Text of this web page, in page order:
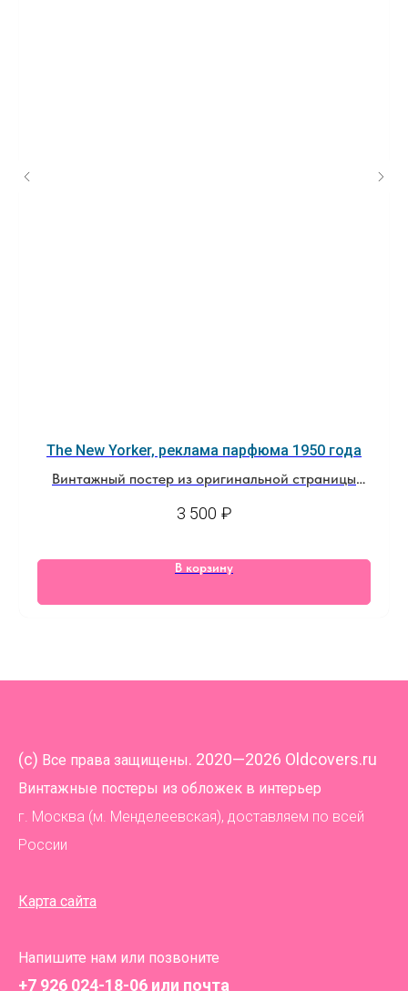
The New Yorker, реклама парфюма 1950 года
Винтажный постер из оригинальной страницы
3 500 ₽
В корзину
(c) Все права защищены. 2020—2026 Oldcovers.ru
Винтажные постеры из обложек в интерьер
г. Москва (м. Менделеевская), доставляем по всей
России
Карта сайта
Напишите нам или позвоните
+7 926 024-18-06 или почта